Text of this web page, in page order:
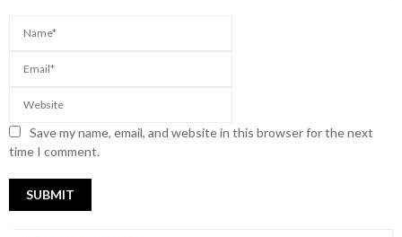
Save my name, email, and website in this browser for the next
time I comment.